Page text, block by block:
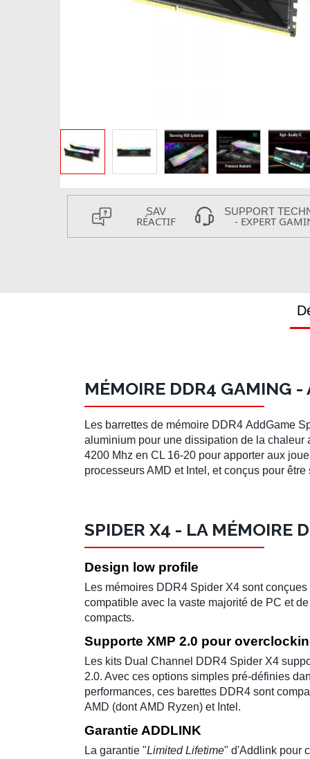
SAV
RÉACTIF
SUPPORT
- EXPERT
MÉMOIRE DDR4 GAMING -
Les barrettes de mémoire DDR4 AddGame
aluminium pour une dissipation de la
4200 Mhz en CL 16-20 pour apporter aux
processeurs AMD et Intel , et conçus pour
SPIDER X4 - LA MÉMOIRE
Design low profile
Les mémoires DDR4 Spider X4 sont
compatible avec la vaste majorité de PC et
compacts.
Supporte XMP 2.0 pour
Les kits Dual Channel DDR4 Spider X4
2.0. Avec ces options simples pré-définies
performances, ces barettes DDR4 sont
AMD (dontAMD Ryzen) et Intel .
Garantie ADDLINK
La garantie "Limited Lifetime" d'Addlink pour